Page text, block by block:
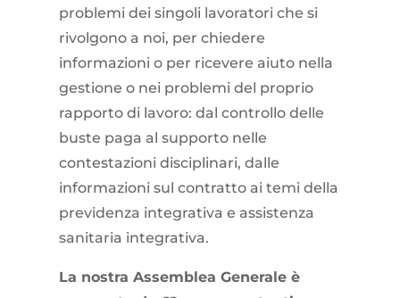
problemi dei singoli lavoratori che si
rivolgono a noi, per chiedere
informazioni o per ricevere aiuto nella
gestione o nei problemi del proprio
rapporto di lavoro: dal controllo delle
buste paga al supporto nelle
contestazioni disciplinari, dalle
informazioni sul contratto ai temi della
previdenza integrativa e assistenza
sanitaria integrativa.
La nostra Assemblea Generale è